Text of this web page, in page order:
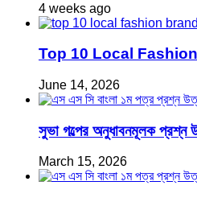
4 weeks ago
Top 10 Local
June 14, 2026
সুভা গল্পের অনুধাবনমূলক প্রশ্ন
March 15, 2026